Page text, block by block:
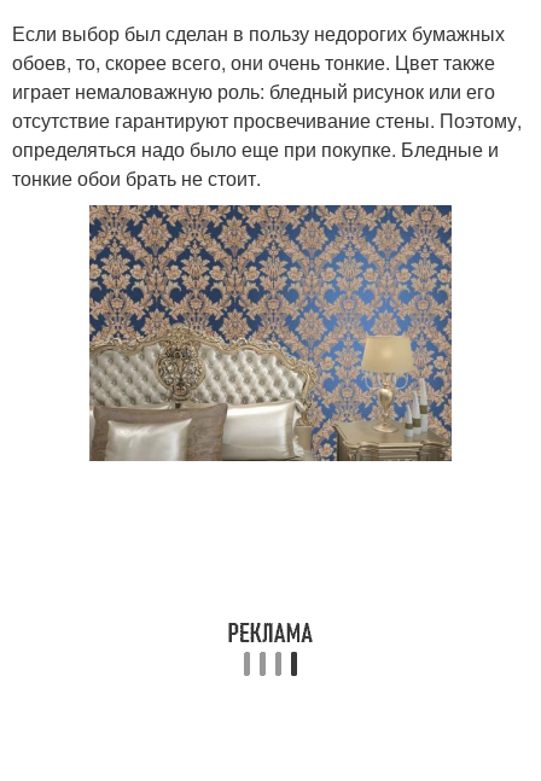
Если выбор был сделан в пользу недорогих бумажных
обоев, то, скорее всего, они очень тонкие. Цвет также
играет немаловажную роль: бледный рисунок или его
отсутствие гарантируют просвечивание стены. Поэтому,
определяться надо было еще при покупке. Бледные и
тонкие обои брать не стоит.